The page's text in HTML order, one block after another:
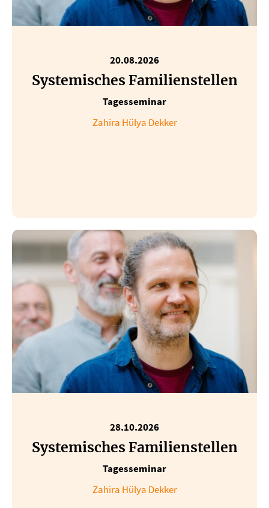
20.08.2026
Systemisches Familienstellen
Tagesseminar
Zahira Hülya Dekker
28.10.2026
Systemisches Familienstellen
Tagesseminar
Zahira Hülya Dekker